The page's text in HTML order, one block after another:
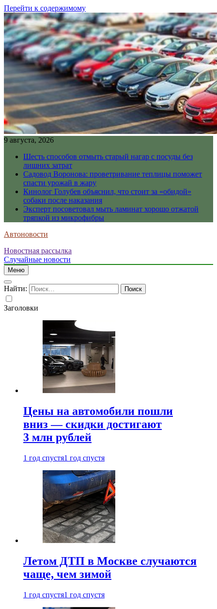
Перейти к содержимому
9 августа, 2026
Шесть способов отмыть старый нагар с посуды без
лишних затрат
Садовод Воронова: проветривание теплицы поможет
спасти урожай в жару
Кинолог Голубев объяснил, что стоит за «обидой»
собаки после наказания
Эксперт посоветовал мыть ламинат хорошо отжатой
тряпкой из микрофибры
Автоновости
Новостная рассылка
Случайные новости
Меню
Найти:
Заголовки
Цены на автомобили пошли
вниз — скидки достигают
3 млн рублей
1 год спустя1 год спустя
Летом ДТП в Москве случаются
чаще, чем зимой
1 год спустя1 год спустя